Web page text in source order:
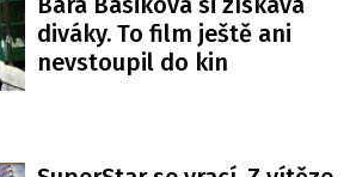
diváky. To film ještě ani
nevstoupil do kin